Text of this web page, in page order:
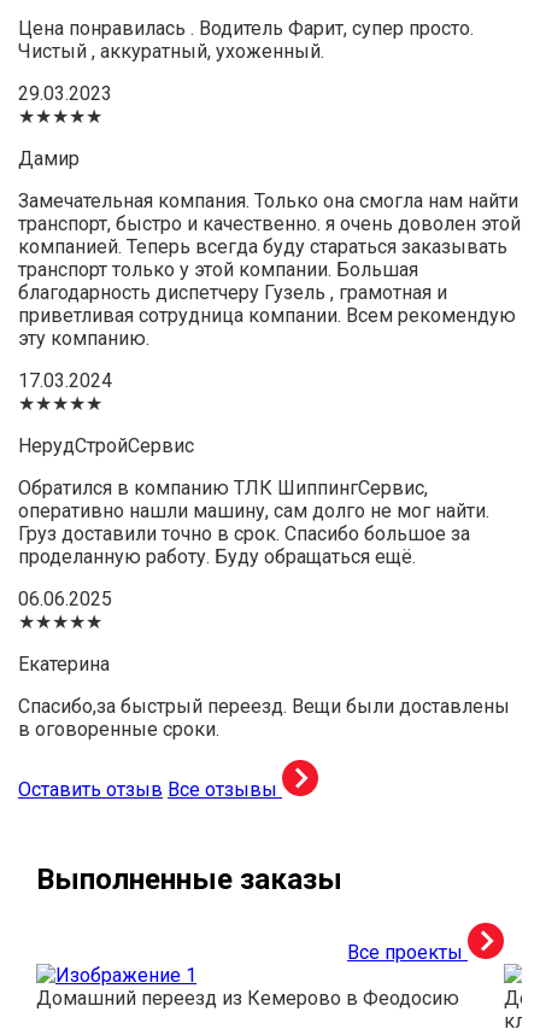
Цена понравилась . Водитель Фарит, супер просто.
Чистый , аккуратный, ухоженный.
29.03.2023
★★★★★
Дамир
Замечательная компания. Только она смогла нам найти
транспорт, быстро и качественно. я очень доволен этой
компанией. Теперь всегда буду стараться заказывать
транспорт только у этой компании. Большая
благодарность диспетчеру Гузель , грамотная и
приветливая сотрудница компании. Всем рекомендую
эту компанию.
17.03.2024
★★★★★
НерудСтройСервис
Обратился в компанию ТЛК ШиппингСервис,
оперативно нашли машину, сам долго не мог найти.
Груз доставили точно в срок. Спасибо большое за
проделанную работу. Буду обращаться ещё.
06.06.2025
★★★★★
Екатерина
Спасибо,за быстрый переезд. Вещи были доставлены
в оговоренные сроки.
Оставить отзыв Все отзывы
Выполненные заказы
Все проекты
Домашний переезд из Кемерово в Феодосию